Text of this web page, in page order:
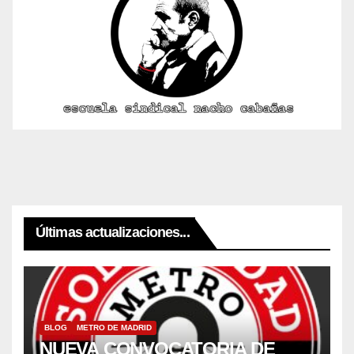
Últimas actualizaciones...
BLOG METRO DE MADRID
NUEVA CONVOCATORIA DE